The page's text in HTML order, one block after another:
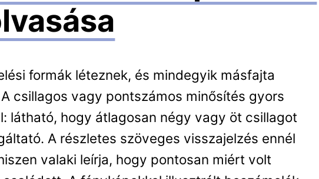
formák léteznek, és mindegyik másfajta
csillagos vagy pontszámos minősítés gyors
látható, hogy átlagosan négy vagy öt csillagot
A részletes szöveges visszajelzés ennél
valaki leírja, hogy pontosan miért volt